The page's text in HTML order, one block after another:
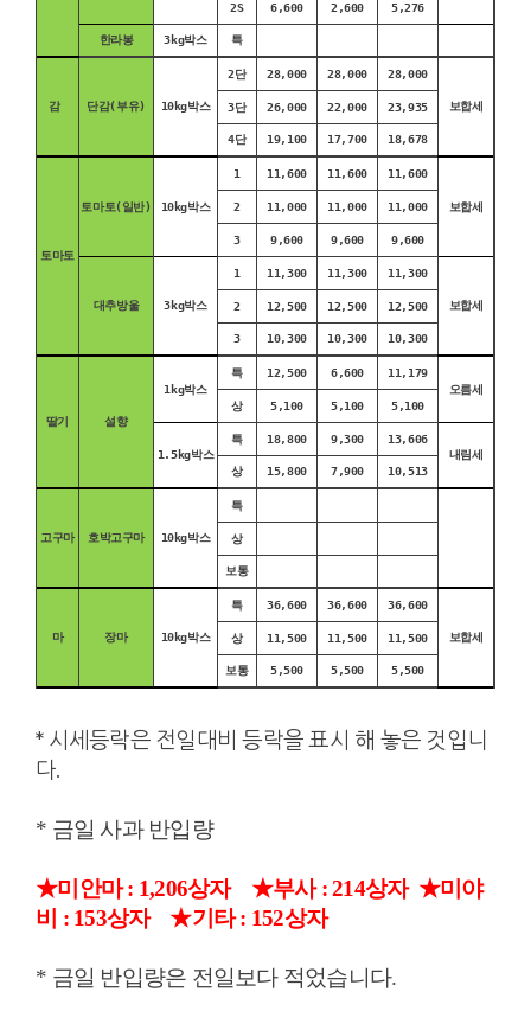
2S 6,600 2,600 5,276
한라봉 3kg박스 특
감 단감(부유) 10kg박스
2단 28,000 28,000 28,000
보합세
3단 26,000 22,000 23,935
4단 19,100 17,700 18,678
토마토
토마토(일반) 10kg박스
1 11,600 11,600 11,600
보합세
2 11,000 11,000 11,000
3 9,600 9,600 9,600
대추방울 3kg박스
1 11,300 11,300 11,300
보합세
2 12,500 12,500 12,500
3 10,300 10,300 10,300
딸기 설향
1kg박스
특 12,500 6,600
11,179
오름세
상
5,100 5,100 5,100
1.5kg박스
특 18,800 9,300
13,606
내림세
상
15,800 7,900 10,513
고구마 호박고구마 10kg박스
특
상
보통
마 장마 10kg박스
특 36,600 36,600 36,600
보합세
상 11,500 11,500 11,500
보통 5,500 5,500 5,500
* 시세등락은 전일대비 등락을 표시 해 놓은 것입니
다.
* 금일 사과 반입량
★미안마 : 1,206상자★부사: 214상자 ★미야
비 : 153상자 ★기타 : 152상자
* 금일 반입량은 전일보다 적었습니다.